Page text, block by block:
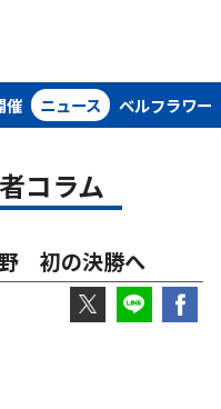
催 ニュース ベルフラワー
コラム
野 初の決勝へ